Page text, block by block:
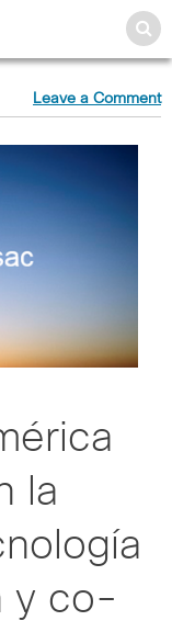
Leave a Comment
la
y co-